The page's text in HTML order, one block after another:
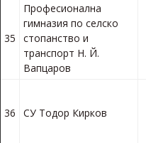
35
Професионална
гимназия по селско
стопанство и
транспорт Н. Й.
Вапцаров
36 СУ Тодор Кирков